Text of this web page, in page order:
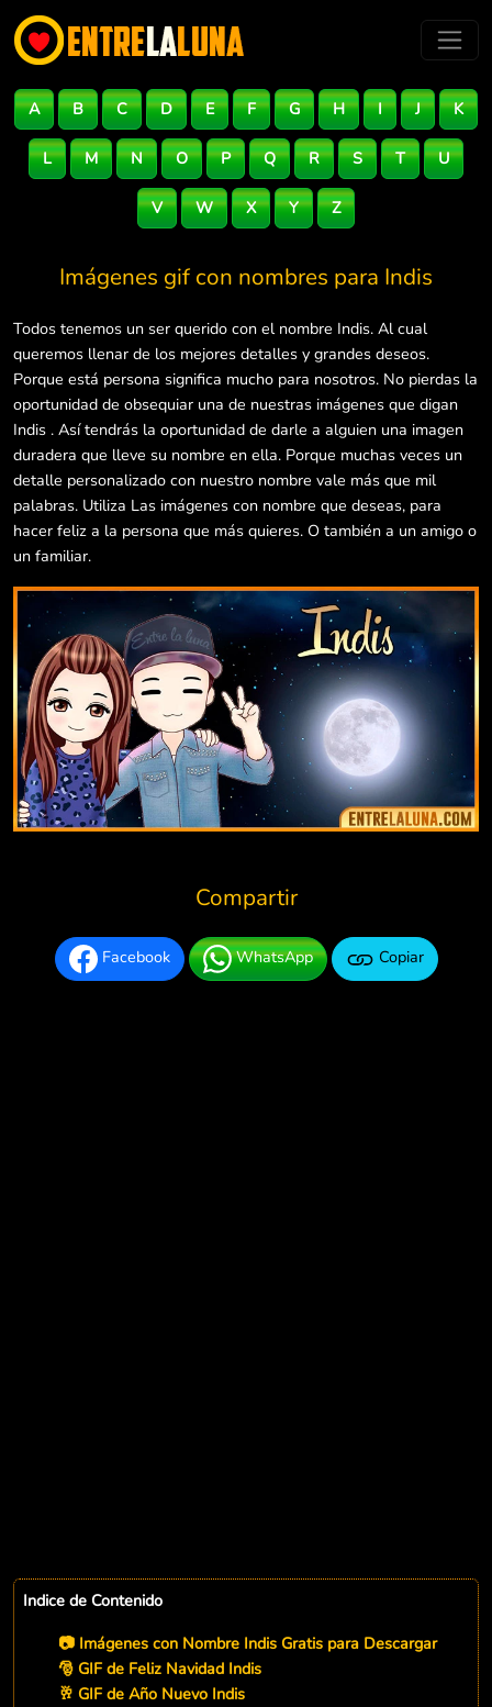
A B C D E F G H I J K
L M N O P Q R S T U
V W X Y Z
Imágenes gif con nombres para Indis
Todos tenemos un ser querido con el nombre Indis. Al cual
queremos llenar de los mejores detalles y grandes deseos.
Porque está persona significa mucho para nosotros. No pierdas la
oportunidad de obsequiar una de nuestras imágenes que digan
Indis . Así tendrás la oportunidad de darle a alguien una imagen
duradera que lleve su nombre en ella. Porque muchas veces un
detalle personalizado con nuestro nombre vale más que mil
palabras. Utiliza Las imágenes con nombre que deseas, para
hacer feliz a la persona que más quieres. O también a un amigo o
un familiar.
Compartir
Facebook WhatsApp Copiar
Indice de Contenido
📷 Imágenes con Nombre Indis Gratis para Descargar
🎅 GIF de Feliz Navidad Indis
🥂 GIF de Año Nuevo Indis